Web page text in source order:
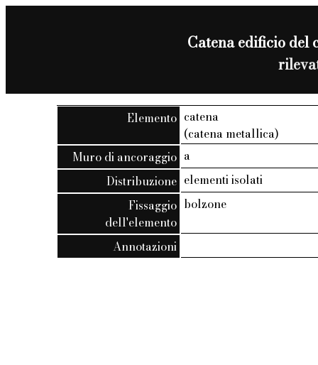
Catena edificio del
Elemento catena
(catena metallica)
Muro di ancoraggio a
Distribuzione elementi isolati
Fissaggio
dell'elemento
bolzone
Annotazioni